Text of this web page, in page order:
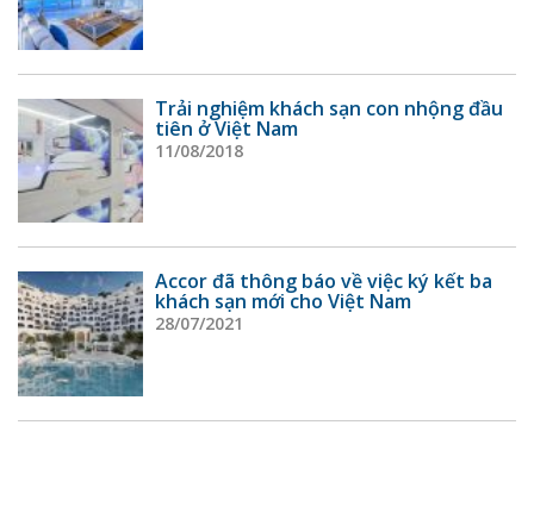
Trải nghiệm khách sạn con nhộng đầu
tiên ở Việt Nam
11/08/2018
Accor đã thông báo về việc ký kết ba
khách sạn mới cho Việt Nam
28/07/2021